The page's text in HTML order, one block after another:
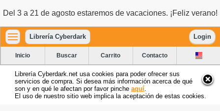
Del 3 a 21 de agosto estaremos de vacaciones. ¡Feliz verano!
Librería Cyberdark Login
Inicio Buscar Carrito Contacto
Librería Cyberdark.net usa cookies para poder ofrecer sus
servicios de compra. Si desea más información acerca de qué
son y en qué le afectan por favor pinche aquí
El uso de nuestro sitio web implica la aceptación de estas cookies.